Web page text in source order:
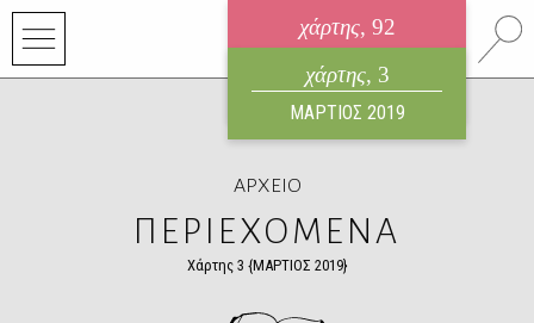
χάρτης, 92
ηλεκτρονικό περιοδικό
ΑΥΓΟΥΣΤΟΣ 2026
χάρτης, 3
ΜΑΡΤΙΟΣ 2019
ΑΡΧΕΙΟ
ΠΕΡΙΕΧΟΜΕΝΑ
Χάρτης 3 {ΜΑΡΤΙΟΣ 2019}